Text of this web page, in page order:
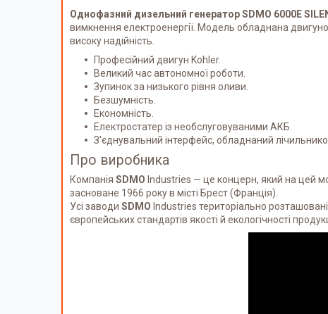
Однофазний дизельний генератор SDMO 6000E
вимкнення електроенергії. Модель обладнана
високу надійність.
Професійний двигун Kohler.
Великий час автономної роботи.
Зупинок за низького рівня оливи.
Безшумність.
Економність.
Електростатер із необслуговуваними АКБ.
З'єднувальний інтерфейс, обладнаний
Про виробника
Компанія SDMO Industries — це концерн, який на цей
засноване 1966 року в місті Брест (Франція).
Усі заводи SDMO Industries територіально
європейських стандартів якості й екологічності